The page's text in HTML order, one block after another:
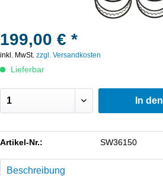
199,00 € *
inkl. MwSt. zzgl. Versandkosten
Lieferbar
In den
Artikel-Nr.: SW36150
Beschreibung